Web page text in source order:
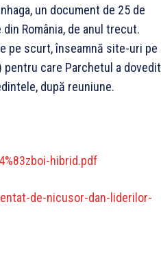
un document de 25 de
România, de anul trecut.
pe scurt, înseamnă site-uri pe
care Parchetul a dovedit
după reuniune.
hibrid.pdf
de-nicusor-dan-liderilor-